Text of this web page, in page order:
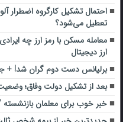
احتمال تشکیل کارگروه اضطرار
تعطیل می‌شود؟
معامله مسکن با رمز ارز چه
ارز دیجیتال
برلیانس دست دوم گران شد! +
بعد از تشکیل دولت وفاق؛
خبر خوب برای معلمان بازنشسته